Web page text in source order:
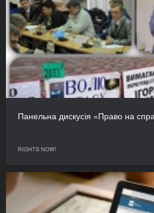
Панельна дискусія «Право на
RIGHTS NOW!